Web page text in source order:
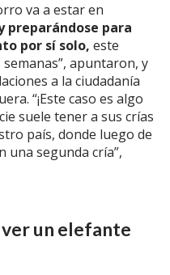
va a estar en
preparándose para
por sí solo, este
apuntaron, y
a la ciudadanía
“¡Este caso es algo
suele tener a sus crías
país, donde luego de
una segunda cría”,
ver un elefante